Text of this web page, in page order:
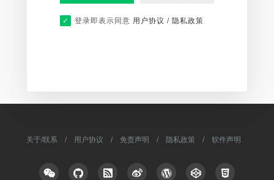
登录即表示同意 用户协议 / 隐私政策
关于/联系 / 用户协议 / 免责声明 / 隐私政策 / 软件声明